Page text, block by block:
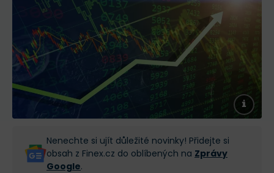
Nenechte si ujít důležité novinky! Přidejte si
obsah z Finex.cz do oblíbených na Zprávy
Google.